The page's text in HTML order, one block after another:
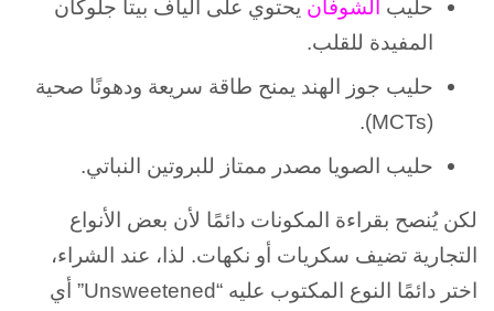
حليب الشوفان يحتوي على ألياف بيتا جلوكان
المفيدة للقلب.
حليب جوز الهند يمنح طاقة سريعة ودهونًا صحية
(MCTs).
حليب الصويا مصدر ممتاز للبروتين النباتي.
لكن يُنصح بقراءة المكونات دائمًا لأن بعض الأنواع
التجارية تضيف سكريات أو نكهات. لذا، عند الشراء،
اختر دائمًا النوع المكتوب عليه “Unsweetened” أي